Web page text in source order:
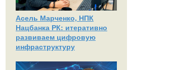
Асель Марченко, НПК
Нацбанка РК: итеративно
развиваем цифровую
инфраструктуру